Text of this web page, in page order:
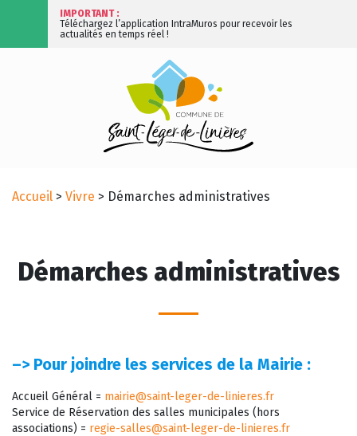
IMPORTANT :
Téléchargez l’application IntraMuros pour recevoir les
actualités en temps réel !
Accueil > Vivre > Démarches administratives
Démarches administratives
–> Pour joindre les services de la Mairie :
Accueil Général = mairie@saint-leger-de-linieres.fr
Service de Réservation des salles municipales (hors
associations) = regie-salles@saint-leger-de-linieres.fr